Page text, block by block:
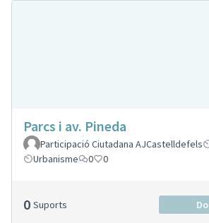
Parcs i av. Pineda
Participació Ciutadana AJCastelldefels
Urbanisme
0 0
0 Suports